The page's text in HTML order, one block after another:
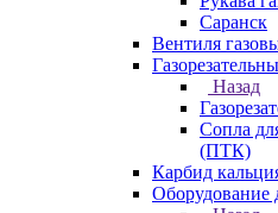
Саранск
Вентиля
Назад
Сопла
(ПТК)
Карбид
Оборудование